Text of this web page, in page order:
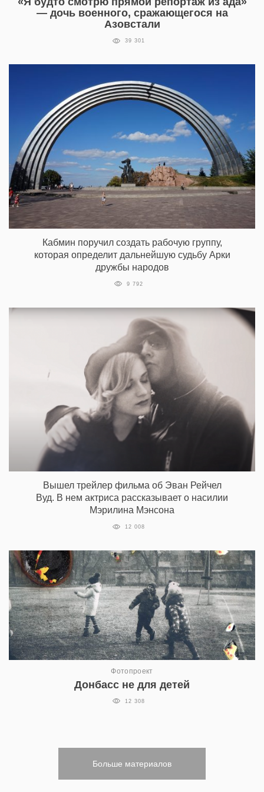
— дочь военного, сражающегося на
Азовстали
39 301
Кабмин поручил создать рабочую группу,
которая определит дальнейшую судьбу Арки
дружбы народов
9 792
Вышел трейлер фильма об Эван Рейчел
Вуд. В нем актриса рассказывает о насилии
Мэрилина Мэнсона
12 008
Фотопроект
Донбасс не для детей
12 308
Больше материалов